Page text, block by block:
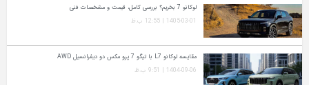
لوکانو 7 بخریم؟ بررسی کامل، قیمت و مشخصات فنی
1405-03-01 | 12:55 ب.ظ
مقایسه لوکانو L7 با تیگو 7 پرو مکس دو دیفرانسیل AWD
1404-09-06 | 9:51 ب.ظ